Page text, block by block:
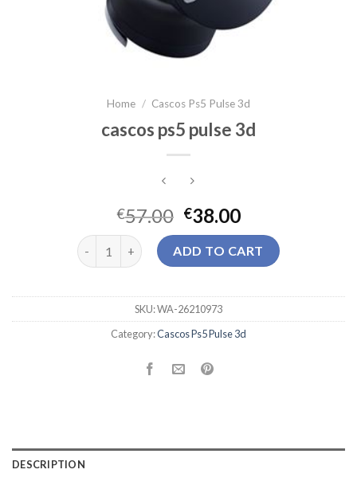
Home / Cascos Ps5 Pulse 3d
cascos ps5 pulse 3d
€57.00 €38.00
cascos ps5 pulse 3d quantity
ADD TO CART
SKU:WA-26210973
Category:Cascos Ps5 Pulse 3d
DESCRIPTION